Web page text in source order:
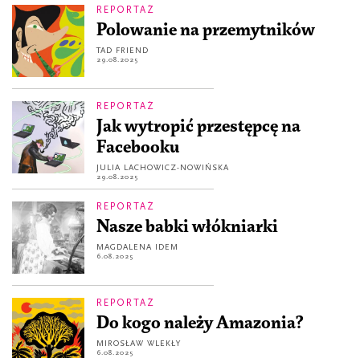
REPORTAŻ
Polowanie na przemytników
TAD FRIEND
29.08.2025
REPORTAŻ
Jak wytropić przestępcę na
Facebooku
JULIA LACHOWICZ-NOWIŃSKA
29.08.2025
REPORTAŻ
Nasze babki włókniarki
MAGDALENA IDEM
6.08.2025
REPORTAŻ
Do kogo należy Amazonia?
MIROSŁAW WLEKŁY
6.08.2025